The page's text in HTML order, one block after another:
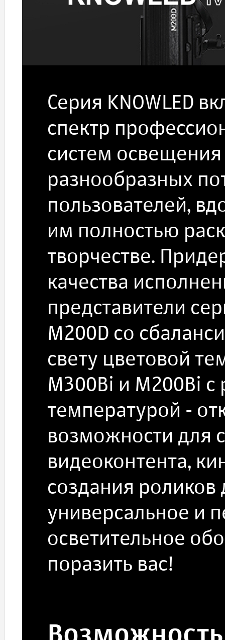
Серия KNOWLED
спектр
систем
разнообразных
пользователей,
им полностью
творчестве.
качества
представители
M200D со
свету цветовой
M300Bi и M200Bi
температурой -
возможности для
видеоконтента,
создания роликов
универсальное и
осветительное
поразить вас!